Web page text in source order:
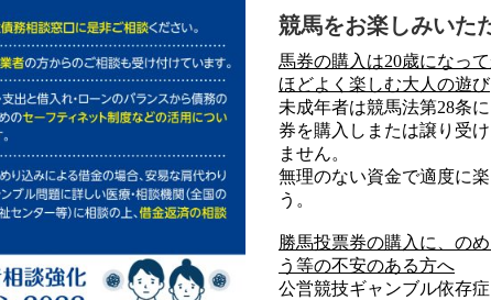
競馬をお楽しみいた
馬券の購入は20歳になっ
ほどよく楽しむ大人の遊び
未成年者は競馬法第28条
券を購入しまたは譲り受
ません。
無理のない資金で適度に
う。
勝馬投票券の購入に、の
う等の不安のある方へ
公営競技ギャンブル依存